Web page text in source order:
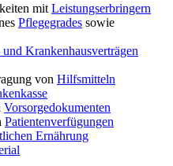
mit Leistungserbringern
Pflegegrades sowie
Krankenhausverträgen
von Hilfsmitteln
Vorsorgedokumenten
Patientenverfügungen
Ernährung